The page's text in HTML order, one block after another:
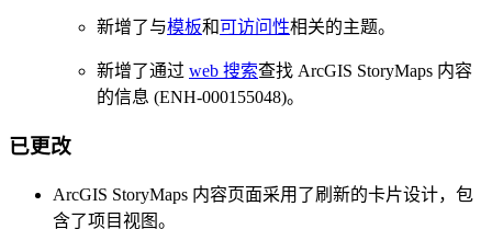
新增了与模板和可访问性相关的主题。
新增了通过 web 搜索查找 ArcGIS StoryMaps 内容
的信息 (ENH-000155048)。
已更改
ArcGIS StoryMaps 内容页面采用了刷新的卡片设计，包
含了项目视图。